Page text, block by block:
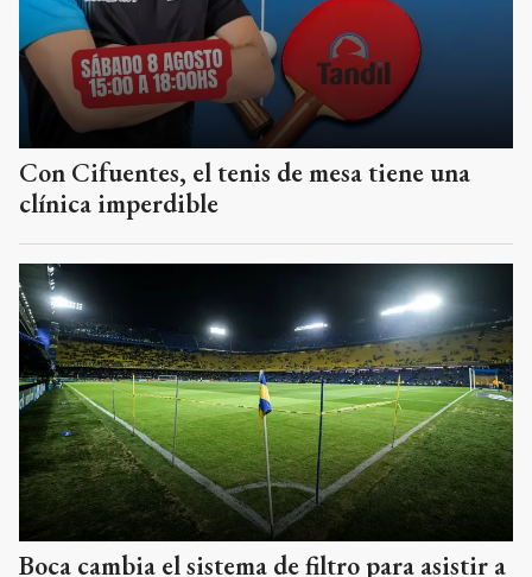
Con Cifuentes, el tenis de mesa tiene una
clínica imperdible
Boca cambia el sistema de filtro para asistir a